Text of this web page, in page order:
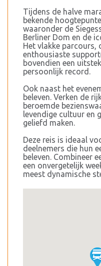
Tijdens de halve
bekende
waaronder de
Berliner Dom en de
Het vlakke parcours,
enthousiaste
bovendien een
persoonlijk record.
Ook naast het
beleven. Verken de
beroemde
levendige cultuur en
geliefd maken.
Deze reis is ideaal
deelnemers die hun
beleven. Combineer
een onvergetelijk
meest dynamische